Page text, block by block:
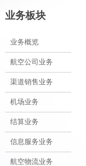
业务板块
业务概览
航空公司业务
渠道销售业务
机场业务
结算业务
信息服务业务
航空物流业务